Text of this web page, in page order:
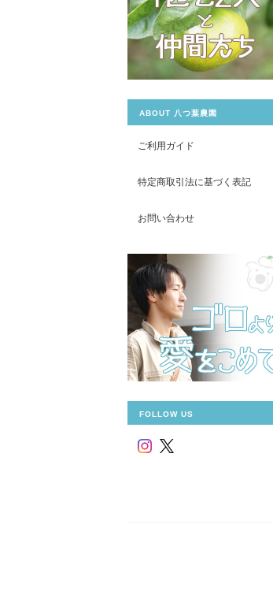
ABOUT 八つ葉農園
ご利用ガイド
特定商取引法に基づく表記
お問い合わせ
FOLLOW US